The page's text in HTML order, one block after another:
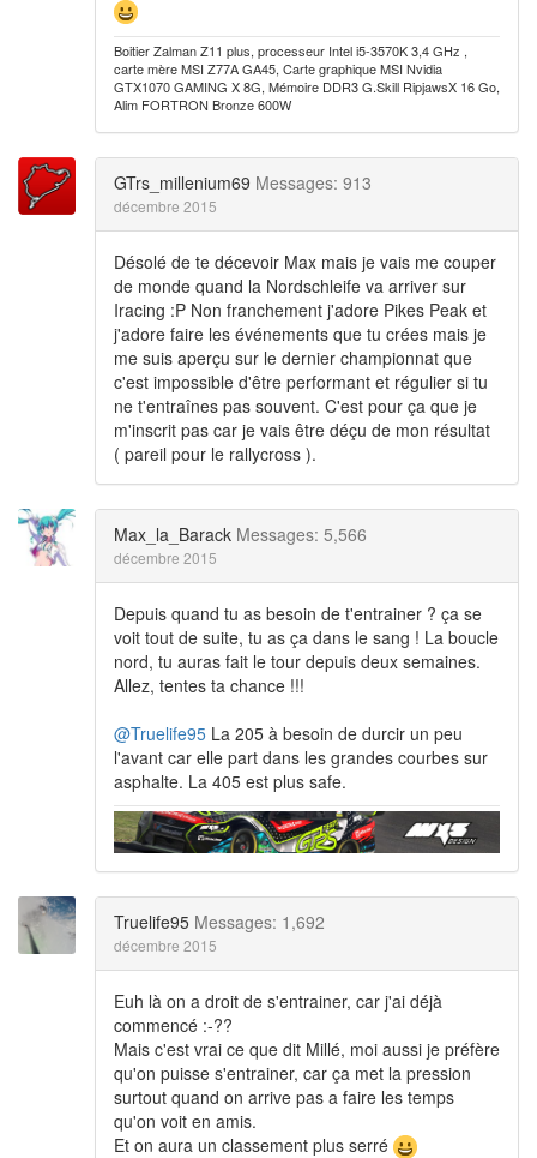
Boitier Zalman Z11 plus, processeur Intel i5-3570K 3,4 GHz ,
carte mère MSI Z77A GA45, Carte graphique MSI Nvidia
GTX1070 GAMING X 8G, Mémoire DDR3 G.Skill RipjawsX 16 Go,
Alim FORTRON Bronze 600W
GTrs_millenium69 Messages: 913
décembre 2015
Désolé de te décevoir Max mais je vais me couper
de monde quand la Nordschleife va arriver sur
Iracing :P Non franchement j'adore Pikes Peak et
j'adore faire les événements que tu crées mais je
me suis aperçu sur le dernier championnat que
c'est impossible d'être performant et régulier si tu
ne t'entraînes pas souvent. C'est pour ça que je
m'inscrit pas car je vais être déçu de mon résultat
( pareil pour le rallycross ).
Max_la_Barack Messages: 5,566
décembre 2015
Depuis quand tu as besoin de t'entrainer ? ça se
voit tout de suite, tu as ça dans le sang ! La boucle
nord, tu auras fait le tour depuis deux semaines.
Allez, tentes ta chance !!!
@Truelife95 La 205 à besoin de durcir un peu
l'avant car elle part dans les grandes courbes sur
asphalte. La 405 est plus safe.
Truelife95 Messages: 1,692
décembre 2015
Euh là on a droit de s'entrainer, car j'ai déjà
commencé :-??
Mais c'est vrai ce que dit Millé, moi aussi je préfère
qu'on puisse s'entrainer, car ça met la pression
surtout quand on arrive pas a faire les temps
qu'on voit en amis.
Et on aura un classement plus serré